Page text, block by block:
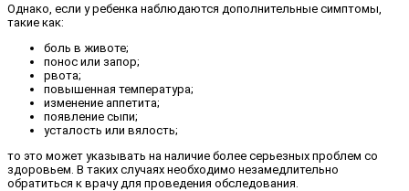
Однако, если у ребенка наблюдаются дополнительные симптомы,
такие как:
боль в животе;
понос или запор;
рвота;
повышенная температура;
изменение аппетита;
появление сыпи;
усталость или вялость;
то это может указывать на наличие более серьезных проблем со
здоровьем. В таких случаях необходимо незамедлительно
обратиться к врачу для проведения обследования.